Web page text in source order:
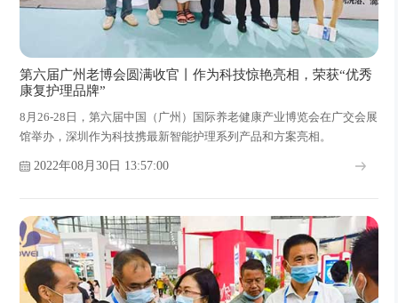
第六届广州老博会圆满收官丨作为科技惊艳亮相，荣获“优秀
康复护理品牌”
8月26-28日，第六届中国（广州）国际养老健康产业博览会在广交会展
馆举办，深圳作为科技携最新智能护理系列产品和方案亮相。
2022年08月30日 13:57:00